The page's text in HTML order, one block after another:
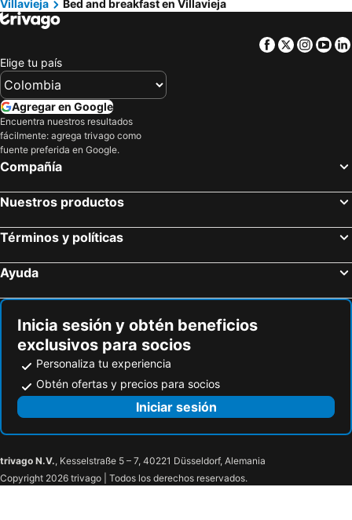
Villavieja
Bed and breakfast en Villavieja
Facebook
Twitter
Elige tu país
Agregar en Google
Encuentra nuestros resultados
fácilmente: agrega trivago como
fuente preferida en Google.
Compañía
Nuestros productos
Términos y políticas
Ayuda
Inicia sesión y obtén beneficios
exclusivos para socios
Personaliza tu experiencia
Obtén ofertas y precios para socios
Iniciar sesión
trivago N.V., Kesselstraße 5 – 7, 40221 Düsseldorf, Alemania
Copyright 2026 trivago | Todos los derechos reservados.